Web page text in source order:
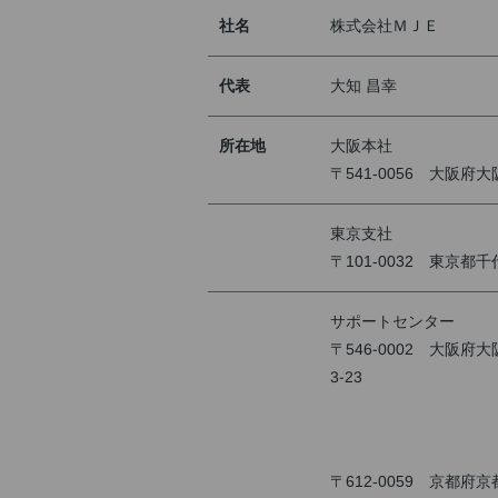
社名 株式会社ＭＪＥ
代表 大知 昌幸
所在地
大阪本社
〒541-0056 大阪府大
東京支社
〒101-0032 東京都千
サポートセンター
〒546-0002 大阪府大
3-23
〒612-0059 京都府京